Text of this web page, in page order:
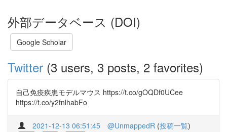
外部データベース (DOI)
Google Scholar
Twitter (3 users, 3 posts, 2 favorites)
自己免疫疾患モデルマウス https://t.co/gOQDf0UCee
https://t.co/y2fnlhabFo
2021-12-13 06:51:45 @UnmappedR (投稿一覧)